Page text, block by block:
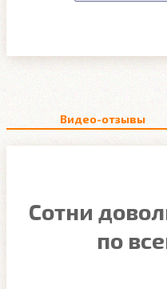
Видео-отзывы
Сотни
по